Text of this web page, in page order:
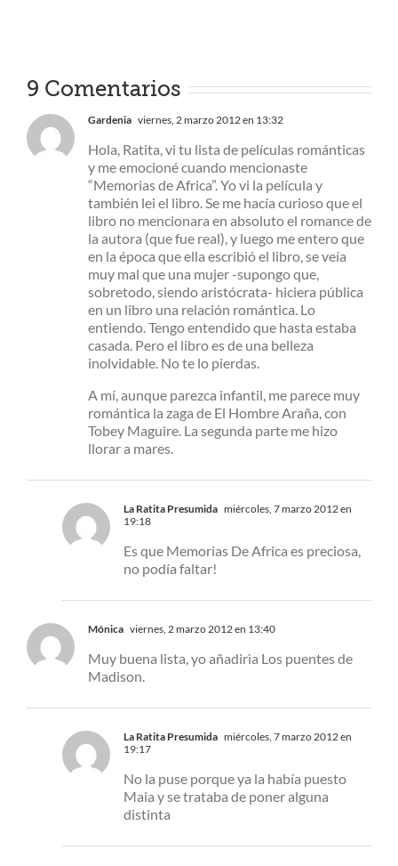
9 Comentarios
Gardenia viernes, 2 marzo 2012 en 13:32
Hola, Ratita, vi tu lista de películas románticas
y me emocioné cuando mencionaste
“Memorias de Africa”. Yo vi la película y
también lei el libro. Se me hacía curioso que el
libro no mencionara en absoluto el romance de
la autora (que fue real), y luego me entero que
en la época que ella escribió el libro, se veía
muy mal que una mujer -supongo que,
sobretodo, siendo aristócrata- hiciera pública
en un libro una relación romántica. Lo
entiendo. Tengo entendido que hasta estaba
casada. Pero el libro es de una belleza
inolvidable. No te lo pierdas.
A mí, aunque parezca infantil, me parece muy
romántica la zaga de El Hombre Araña, con
Tobey Maguire. La segunda parte me hizo
llorar a mares.
La Ratita Presumida miércoles, 7 marzo 2012 en
19:18
Es que Memorias De Africa es preciosa,
no podía faltar!
Mónica viernes, 2 marzo 2012 en 13:40
Muy buena lista, yo añadirìa Los puentes de
Madison.
La Ratita Presumida miércoles, 7 marzo 2012 en
19:17
No la puse porque ya la había puesto
Maia y se trataba de poner alguna
distinta